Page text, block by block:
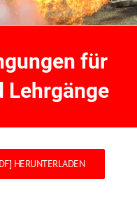
für
Lehrgänge
HERUNTERLADEN